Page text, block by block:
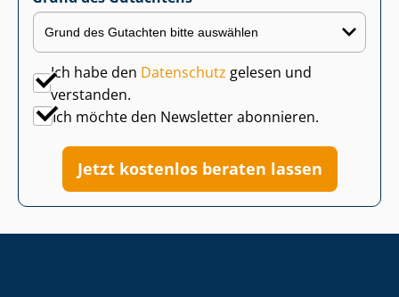
Ich habe den Datenschutz gelesen und
verstanden.
Ich möchte den Newsletter abonnieren.
Jetzt kostenlos beraten lassen